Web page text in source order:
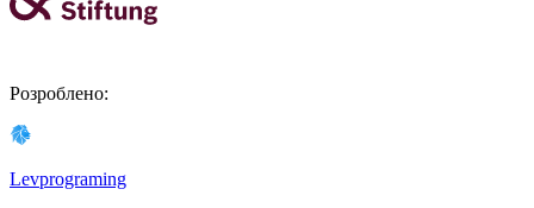
Розроблено:
Levprograming